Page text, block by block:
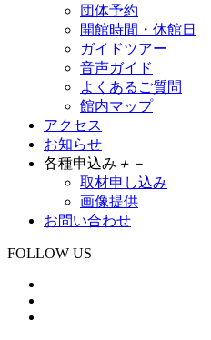
団体予約
開館時間・休館日
ガイドツアー
音声ガイド
よくあるご質問
館内マップ
アクセス
お知らせ
各種申込み ＋ －
取材申し込み
画像提供
お問い合わせ
FOLLOW US